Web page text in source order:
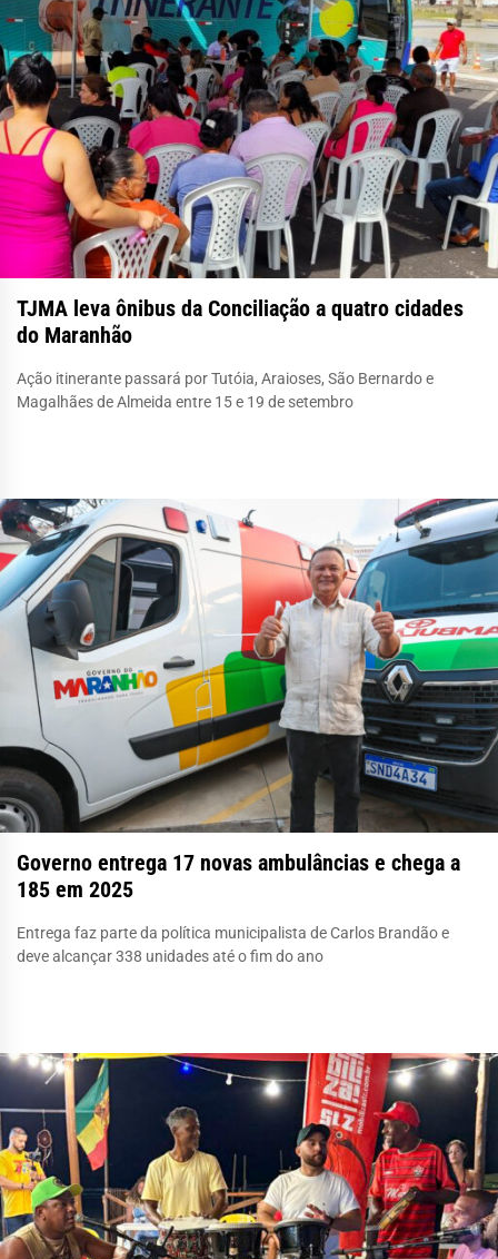
TJMA leva ônibus da Conciliação a quatro cidades
do Maranhão
Ação itinerante passará por Tutóia, Araioses, São Bernardo e
Magalhães de Almeida entre 15 e 19 de setembro
Governo entrega 17 novas ambulâncias e chega a
185 em 2025
Entrega faz parte da política municipalista de Carlos Brandão e
deve alcançar 338 unidades até o fim do ano